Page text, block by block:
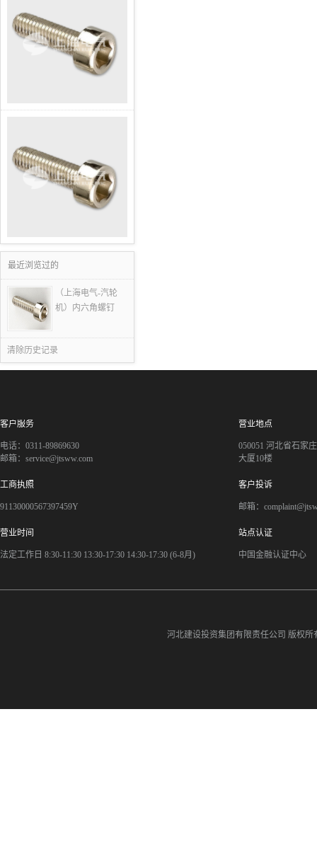
最近浏览过的
（上海电气-汽轮
机）内六角螺钉
清除历史记录
客户服务
电话：0311-89869630
邮箱：service@jtsww.com
营业地点
050051 河北省石家
大厦10楼
工商执照
91130000567397459Y
客户投诉
邮箱：
营业时间
法定工作日 8:30-11:30 13:30-17:30 14:30-17:30 (6-8月)
站点认证
中国金融认证中心
河北建设投资集团有限责任公司 版权所